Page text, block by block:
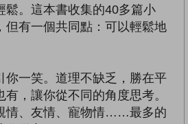
鬆。這本書收集的40多篇小
但有一個共同點：可以輕鬆地
你一笑。道理不缺乏，勝在平
，讓你從不同的角度思考。
情、友情、寵物情……最多的